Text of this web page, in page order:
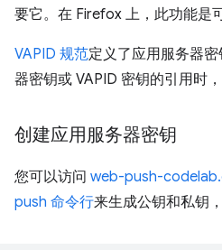
要它。在 Firefox 上，此功能是
VAPID 规范定义了应用服务器
器密钥或 VAPID 密钥的引用时
创建应用服务器密钥
您可以访问 web-push-
push 命令行来生成公钥和私钥